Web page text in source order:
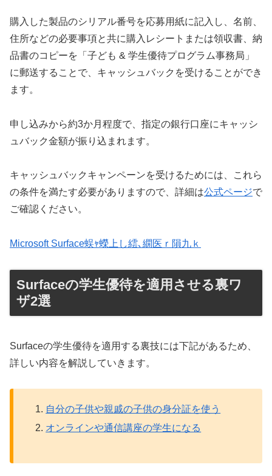
購入した製品のシリアル番号を応募用紙に記入し、名前、
住所などの必要事項と共に購入レシートまたは領収書、納
品書のコピーを「子ども & 学生優待プログラム事務局」
に郵送することで、キャッシュバックを受けることができ
ます。
申し込みから約3か月程度で、指定の銀行口座にキャッシ
ュバック金額が振り込まれます。
キャッシュバックキャンペーンを受けるためには、これら
の条件を満たす必要がありますので、詳細は公式ページで
ご確認ください。
Microsoft Surface蜈ｬ蠑上し繧､繝医ｒ隕九ｋ
Surfaceの学生優待を適用させる裏ワ
ザ2選
Surfaceの学生優待を適用する裏技には下記があるため、
詳しい内容を解説していきます。
自分の子供や親戚の子供の身分証を使う
オンラインや通信講座の学生になる